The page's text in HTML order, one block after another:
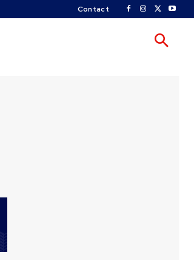
Contact